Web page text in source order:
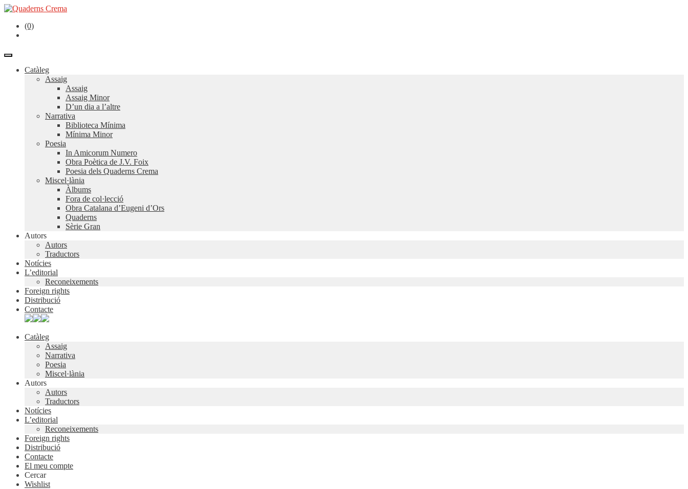
(0)
Catàleg
Assaig
Assaig
Assaig Minor
D’un dia a l’altre
Narrativa
Biblioteca Mínima
Mínima Minor
Poesia
In Amicorum Numero
Obra Poètica de J.V. Foix
Poesia dels Quaderns Crema
Miscel·lània
Àlbums
Fora de col·lecció
Obra Catalana d’Eugeni d’Ors
Quaderns
Sèrie Gran
Autors
Autors
Traductors
Notícies
L’editorial
Reconeixements
Foreign rights
Distribució
Contacte
Catàleg
Assaig
Narrativa
Poesia
Miscel·lània
Autors
Autors
Traductors
Notícies
L’editorial
Reconeixements
Foreign rights
Distribució
Contacte
El meu compte
Cercar
Wishlist